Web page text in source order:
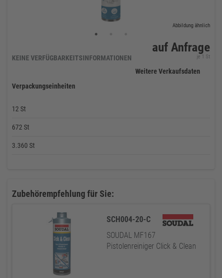
Abbildung ähnlich
auf Anfrage
KEINE VERFÜGBARKEITSINFORMATIONEN je 1 St
Weitere Verkaufsdaten
Verpackungseinheiten
12 St
672 St
3.360 St
Zubehörempfehlung für Sie:
SCH004-20-C
SOUDAL MF167
Pistolenreiniger Click & Clean